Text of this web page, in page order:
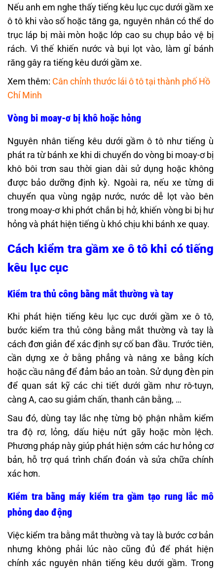
Nếu anh em nghe thấy tiếng kêu lục cục dưới gầm xe
ô tô khi vào số hoặc tăng ga, nguyên nhân có thể do
trục láp bị mài mòn hoặc lớp cao su chụp bảo vệ bị
rách. Vì thế khiến nước và bụi lọt vào, làm gỉ bánh
răng gây ra tiếng kêu dưới gầm xe.
Xem thêm: Cân chỉnh thước lái ô tô tại thành phố Hồ
Chí Minh
Vòng bi moay-ơ bị khô hoặc hỏng
Nguyên nhân tiếng kêu dưới gầm ô tô như tiếng ù
phát ra từ bánh xe khi di chuyển do vòng bi moay-ơ bị
khô bôi trơn sau thời gian dài sử dụng hoặc không
được bảo dưỡng định kỳ. Ngoài ra, nếu xe từng di
chuyển qua vùng ngập nước, nước dễ lọt vào bên
trong moay-ơ khi phớt chắn bị hở, khiến vòng bi bị hư
hỏng và phát hiện tiếng ù khó chịu khi bánh xe quay.
Cách kiểm tra gầm xe ô tô khi có tiếng
kêu lục cục
Kiểm tra thủ công bằng mắt thường và tay
Khi phát hiện tiếng kêu lục cục dưới gầm xe ô tô,
bước kiểm tra thủ công bằng mắt thường và tay là
cách đơn giản để xác định sự cố ban đầu. Trước tiên,
cần dựng xe ở bằng phẳng và nâng xe bằng kích
hoặc cầu nâng để đảm bảo an toàn. Sử dụng đèn pin
để quan sát kỹ các chi tiết dưới gầm như rô-tuyn,
càng A, cao su giảm chấn, thanh cân bằng, …
Sau đó, dùng tay lắc nhẹ từng bộ phận nhằm kiểm
tra độ rơ, lỏng, dấu hiệu nứt gãy hoặc mòn lệch.
Phương pháp này giúp phát hiện sớm các hư hỏng cơ
bản, hỗ trợ quá trình chẩn đoán và sửa chữa chính
xác hơn.
Kiểm tra bằng máy kiểm tra gầm tạo rung lắc mô
phỏng dao động
Việc kiểm tra bằng mắt thường và tay là bước cơ bản
nhưng không phải lúc nào cũng đủ để phát hiện
chính xác nguyên nhân tiếng kêu dưới gầm. Trong